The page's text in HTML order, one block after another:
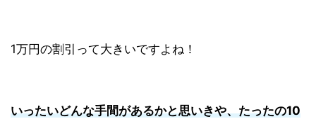
1万円の割引って大きいですよね！
いったいどんな手間があるかと思いきや、たったの10